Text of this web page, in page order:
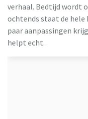
verhaal. Bedtijd wordt
ochtends staat de
paar aanpassingen
helpt echt.